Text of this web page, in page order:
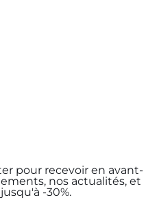
pour recevoir en avant-
nos actualités, et
-30%.